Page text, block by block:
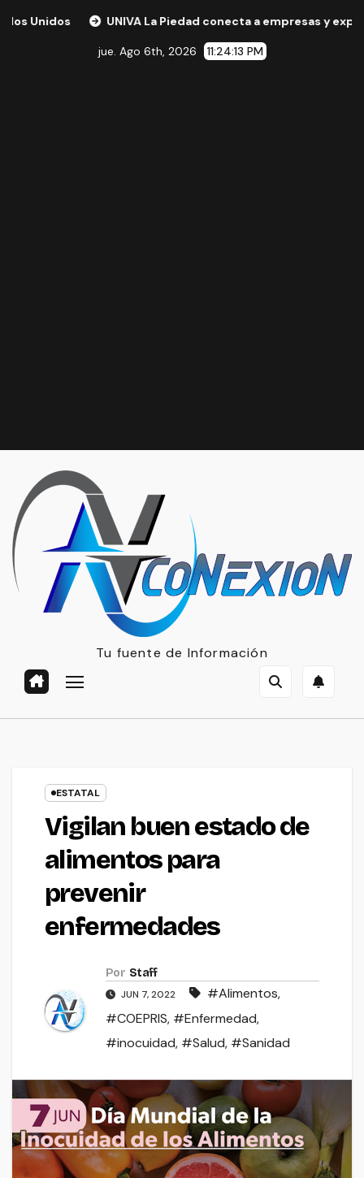
UNIVA La Piedad conecta a empresas y expertos
jue. Ago 6th, 2026 11:24:14 PM
Tu fuente de Información
ESTATAL
Vigilan buen estado de
alimentos para
prevenir
enfermedades
Por Staff
JUN 7, 2022 #Alimentos,
#COEPRIS, #Enfermedad,
#inocuidad, #Salud, #Sanidad